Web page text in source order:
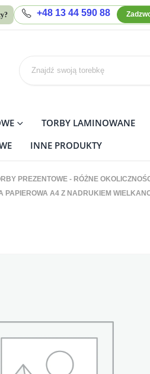
+48 13 44 590 88
TORBY LAMINOWANE
INNE PRODUKTY
PREZENTOWE - RÓŻNE
PAPIEROWA A4 Z NADRUKIEM